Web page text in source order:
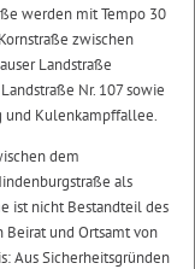
werden mit Tempo 30
zwischen
Landstraße
Nr. 107 sowie
und Kulenkampffallee.
dem
als
ist nicht Bestandteil des
Beirat und Ortsamt von
Aus Sicherheitsgründen